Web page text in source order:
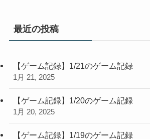
最近の投稿
【ゲーム記録】1/21のゲーム記録
1月 21, 2025
【ゲーム記録】1/20のゲーム記録
1月 20, 2025
【ゲーム記録】1/19のゲーム記録